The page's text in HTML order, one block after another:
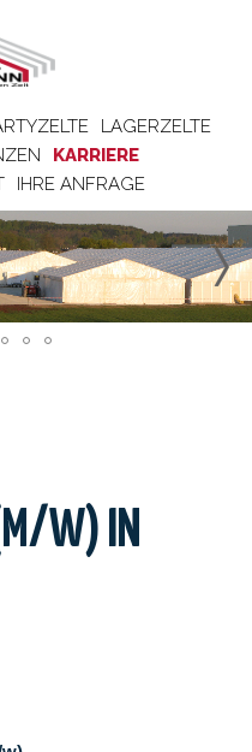
LAGERZELTE
KARRIERE
IHRE ANFRAGE
(M/W) IN